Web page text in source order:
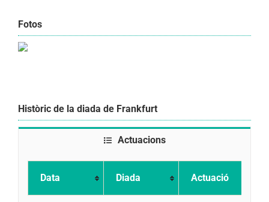
Fotos
Històric de la diada de Frankfurt
Actuacions
Data Diada Actuació